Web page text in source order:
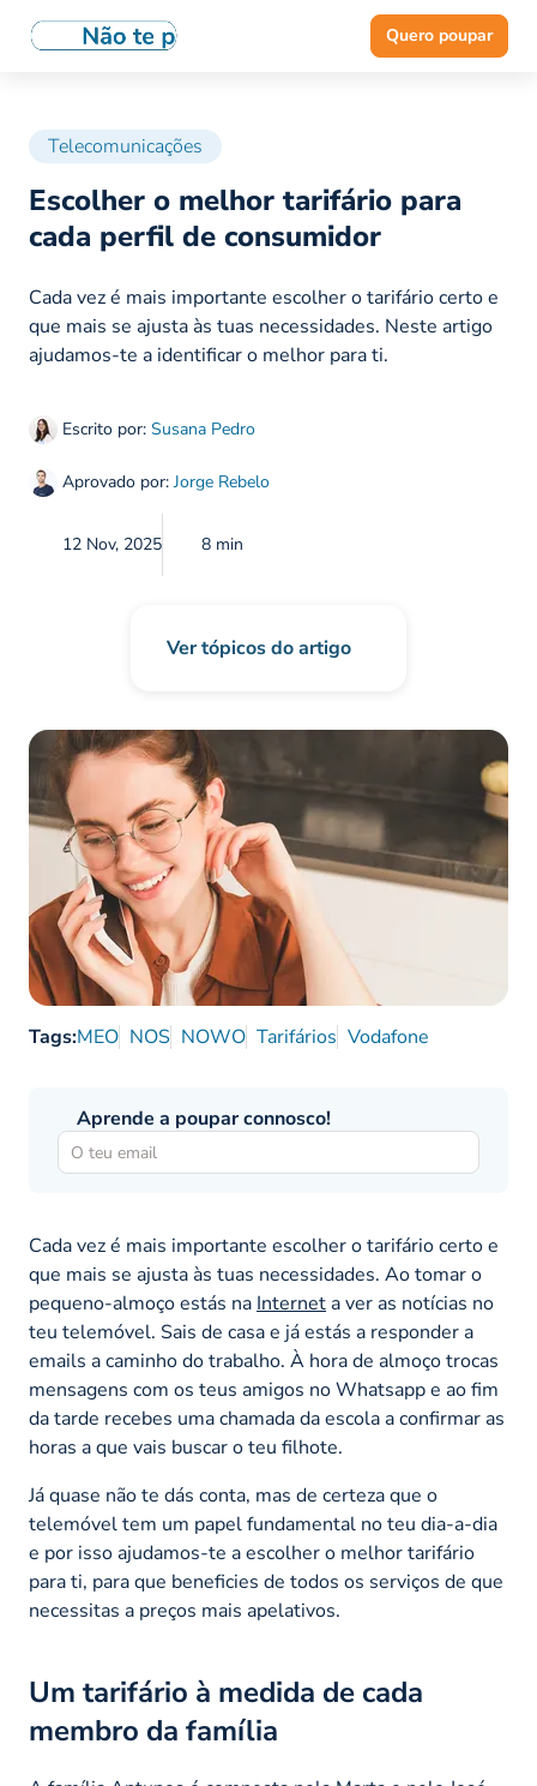
Quero poupar
Telecomunicações
Escolher o melhor tarifário para
cada perfil de consumidor
Escrito por: Susana Pedro
Aprovado por: Jorge Rebelo
12 Nov, 2025 8 min
Cada vez é mais importante escolher o tarifário certo e
que mais se ajusta às tuas necessidades. Neste artigo
ajudamos-te a identificar o melhor para ti.
Ver tópicos do artigo
Tags:MEO NOS NOWO Tarifários Vodafone
Aprende a poupar connosco!
Cada vez é mais importante escolher o tarifário certo e
que mais se ajusta às tuas necessidades. Ao tomar o
pequeno-almoço estás na Internet a ver as notícias no
teu telemóvel. Sais de casa e já estás a responder a
emails a caminho do trabalho. À hora de almoço trocas
mensagens com os teus amigos no Whatsapp e ao fim
da tarde recebes uma chamada da escola a confirmar as
horas a que vais buscar o teu filhote.
Já quase não te dás conta, mas de certeza que o
telemóvel tem um papel fundamental no teu dia-a-dia
e por isso ajudamos-te a escolher o melhor tarifário
para ti, para que beneficies de todos os serviços de que
necessitas a preços mais apelativos.
Um tarifário à medida de cada
membro da família